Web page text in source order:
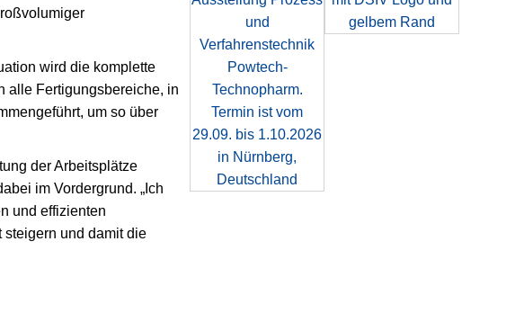
wird die komplette
alle Fertigungsbereiche, in
um so über
der Arbeitsplätze
im Vordergrund. „Ich
und effizienten
und damit die